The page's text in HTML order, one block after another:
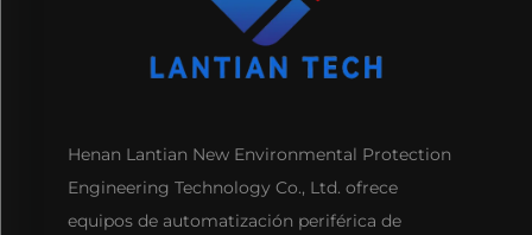
Henan Lantian New Environmental Protection
Engineering Technology Co., Ltd. ofrece
equipos de automatización periférica de